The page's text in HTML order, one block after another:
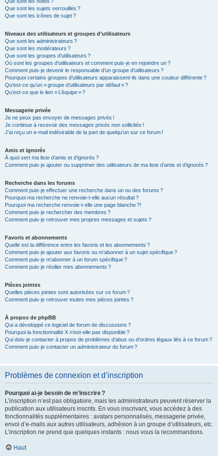
Que sont les sujets verrouillés ?
Que sont les icônes de sujet ?
Niveaux des utilisateurs et groupes d’utilisateurs
Que sont les administrateurs ?
Que sont les modérateurs ?
Que sont les groupes d’utilisateurs ?
Où sont les groupes d’utilisateurs et comment puis-je en rejoindre un ?
Comment puis-je devenir le responsable d’un groupe d’utilisateurs ?
Pourquoi certains groupes d’utilisateurs apparaissent-ils dans une couleur différente ?
Qu’est-ce qu’un « groupe d’utilisateurs par défaut » ?
Qu’est-ce que le lien « L’équipe » ?
Messagerie privée
Je ne peux pas envoyer de messages privés !
Je continue à recevoir des messages privés non sollicités !
J’ai reçu un e-mail indésirable de la part de quelqu’un sur ce forum !
Amis et ignorés
À quoi sert ma liste d’amis et d’ignorés ?
Comment puis-je ajouter ou supprimer des utilisateurs de ma liste d’amis et d’ignorés ?
Recherche dans les forums
Comment puis-je effectuer une recherche dans un ou des forums ?
Pourquoi ma recherche ne renvoie-t-elle aucun résultat ?
Pourquoi ma recherche renvoie-t-elle une page blanche ?!
Comment puis-je rechercher des membres ?
Comment puis-je retrouver mes propres messages et sujets ?
Favoris et abonnements
Quelle est la différence entre les favoris et les abonnements ?
Comment puis-je ajouter aux favoris ou m’abonner à un sujet spécifique ?
Comment puis-je m’abonner à un forum spécifique ?
Comment puis-je résilier mes abonnements ?
Pièces jointes
Quelles pièces jointes sont autorisées sur ce forum ?
Comment puis-je retrouver toutes mes pièces jointes ?
À propos de phpBB
Qui a développé ce logiciel de forum de discussions ?
Pourquoi la fonctionnalité X n’est-elle pas disponible ?
Qui dois-je contacter à propos de problèmes d’abus ou d’ordres légaux liés à ce forum ?
Comment puis-je contacter un administrateur du forum ?
Problèmes de connexion et d’inscription
Pourquoi ai-je besoin de m’inscrire ?
L’inscription n’est pas obligatoire, mais les administrateurs peuvent réserver la
publication aux utilisateurs inscrits. En vous inscrivant, vous accédez à des
fonctionnalités supplémentaires : avatars personnalisés, messagerie privée,
envoi d’e-mails aux autres utilisateurs, adhésion à un groupe d’utilisateurs, etc.
L’inscription ne prend que quelques instants : nous vous la recommandons.
Haut